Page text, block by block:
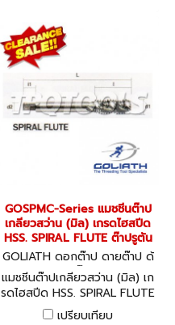
GOSPMC-Series แมชชีนต๊าป
เกลียวสว่าน (มิล) เกรดไฮสปีด
HSS. SPIRAL FLUTE ต๊าปรูตัน
GOLIATH ดอกต๊าป ดายต๊าป ด้
ามต๊าป
แมชชีนต๊าปเกลียวสว่าน (มิล) เก
รดไฮสปีด HSS. SPIRAL FLUTE
ต๊าปรูตัน
เปรียบเทียบ